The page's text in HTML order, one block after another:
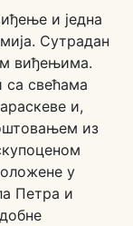
и једна
Сутрадан
виђењима.
са свећама
и,
из
у
Петра и